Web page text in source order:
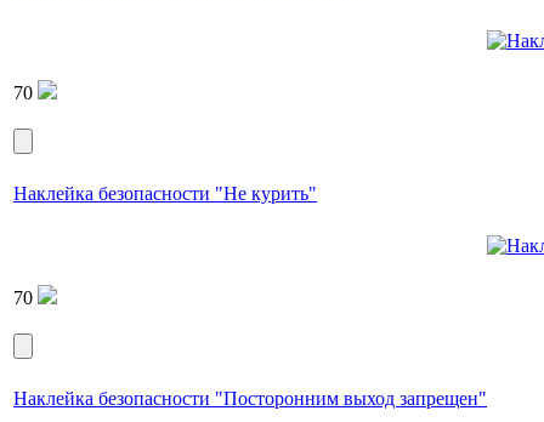
70
Наклейка безопасности "Не курить"
70
Наклейка безопасности "Посторонним выход запрещен"